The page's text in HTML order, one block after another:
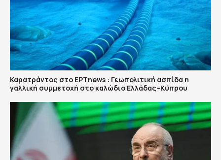
Καρατράντος στο ΕΡΤnews : Γεωπολιτική ασπίδα η
γαλλική συμμετοχή στο καλώδιο Ελλάδας–Κύπρου